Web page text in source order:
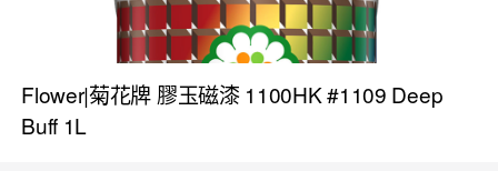
Flower|菊花牌 膠玉磁漆 1100HK #1109 Deep
Buff 1L